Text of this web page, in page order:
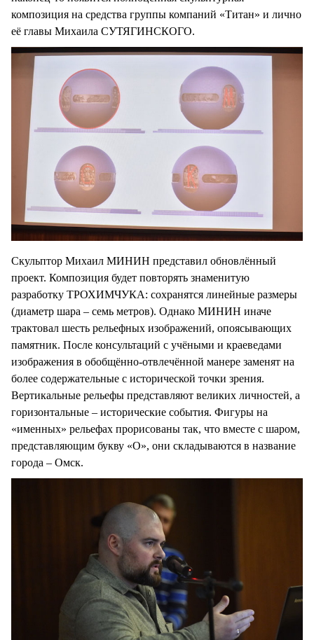
композиция на средства группы компаний «Титан» и лично
её главы Михаила СУТЯГИНСКОГО.
Скульптор Михаил МИНИН представил обновлённый
проект. Композиция будет повторять знаменитую
разработку ТРОХИМЧУКА: сохранятся линейные размеры
(диаметр шара – семь метров). Однако МИНИН иначе
трактовал шесть рельефных изображений, опоясывающих
памятник. После консультаций с учёными и краеведами
изображения в обобщённо-отвлечённой манере заменят на
более содержательные с исторической точки зрения.
Вертикальные рельефы представляют великих личностей, а
горизонтальные – исторические события. Фигуры на
«именных» рельефах прорисованы так, что вместе с шаром,
представляющим букву «О», они складываются в название
города – Омск.